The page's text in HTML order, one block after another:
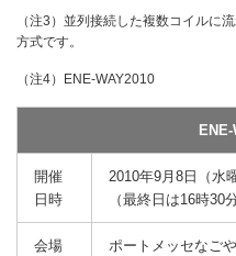
（注3）並列接続した複数コイルに
方式です。
（注4）ENE-WAY2010
開催
日時
2010年9月8日（水
（最終日は16時30
会場 ポートメッセなご